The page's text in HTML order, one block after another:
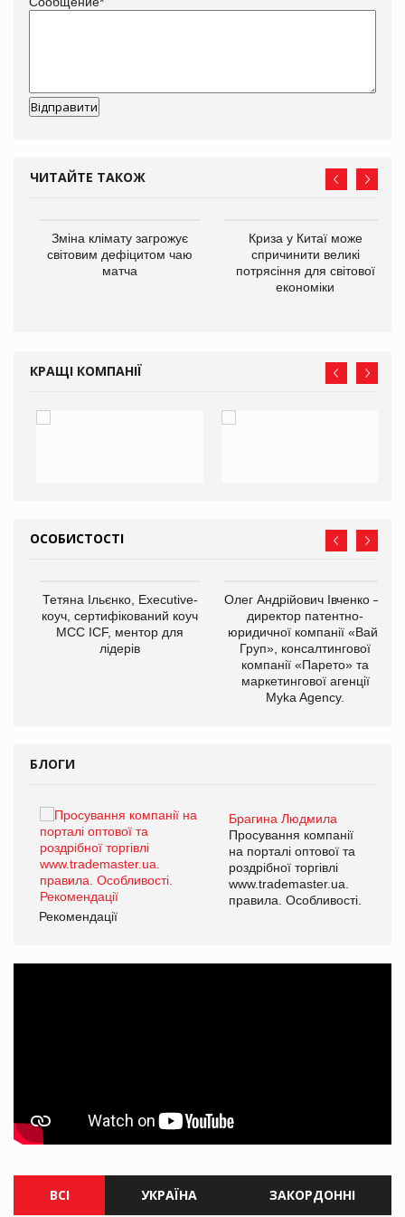
ЧИТАЙТЕ ТАКОЖ
Зміна клімату загрожує
світовим дефіцитом чаю
матча
Криза у Китаї може
спричинити великі
потрясіння для світової
економіки
КРАЩІ КОМПАНІЇ
ОСОБИСТОСТІ
Тетяна Ільєнко, Executive-
коуч, сертифікований коуч
МСС ICF, ментор для
лідерів
Олег Андрійович Івченко —
директор патентно-
юридичної компанії «Вайз
Груп», консалтингової
компанії «Парето» та
маркетингової агенції
Myka Agency.
БЛОГИ
Брагина Людмила
Просування компанії
на порталі оптової та
роздрібної торгівлі
www.trademaster.ua.
правила. Особливості.
Рекомендації
ВСІ УКРАЇНА ЗАКОРДОННІ